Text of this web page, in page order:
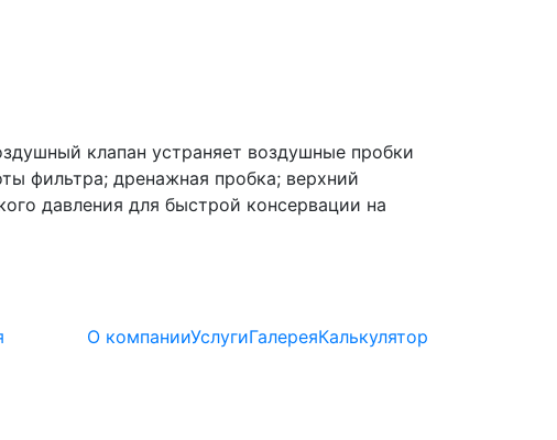
клапан устраняет воздушные пробки
фильтра; дренажная пробка; верхний
давления для быстрой консервации на
О компанииУслугиГалереяКалькулятор